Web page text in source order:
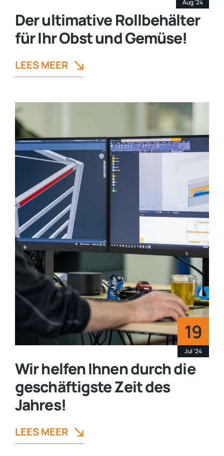
Aug '24
Der ultimative Rollbehälter
für Ihr Obst und Gemüse!
LEES MEER
19
Jul '24
Wir helfen Ihnen durch die
geschäftigste Zeit des
Jahres!
LEES MEER